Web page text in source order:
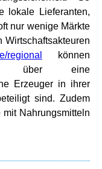
lokale Lieferanten,
nur wenige Märkte
Wirtschaftsakteuren
regional
können
über eine
Erzeuger in ihrer
sind. Zudem
Nahrungsmitteln